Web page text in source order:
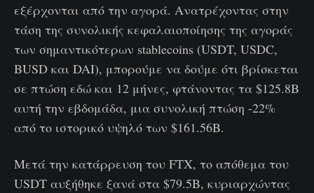
εξέρχονται από την αγορά. Ανατρέχοντας στην
τάση της συνολικής κεφαλαιοποίησης της αγοράς
των σημαντικότερων stablecoins (USDT, USDC,
BUSD και DAI), μπορούμε να δούμε ότι βρίσκεται
σε πτώση εδώ και 12 μήνες, φτάνοντας τα $125.8B
αυτή την εβδομάδα, μια συνολική πτώση -22%
από το ιστορικό υψηλό των $161.56B.
Μετά την κατάρρευση του FTX, το απόθεμα του
USDT αυξήθηκε ξανά στα $79.5B, κυριαρχώντας